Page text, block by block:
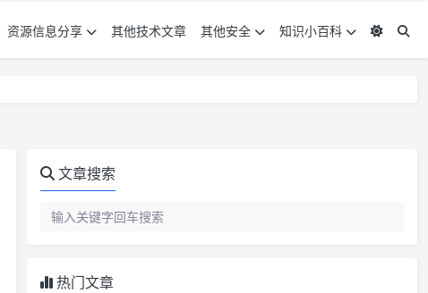
资源信息分享 其他技术文章 其他安全 知识小百科
文章搜索
热门文章